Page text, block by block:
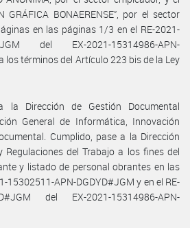
GRÁFICA BONAERENSE”, por el sector
en las páginas 1/3 en el RE-2021-
del EX-2021-15314986-APN-
los términos del Artículo 223 bis de la Ley
la Dirección de Gestión Documental
General de Informática, Innovación
Cumplido, pase a la Dirección
Regulaciones del Trabajo a los fines del
y listado de personal obrantes en las
15302511-APN-DGDYD#JGM y en el RE-
del EX-2021-15314986-APN-